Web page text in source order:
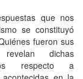
que nos
se constituyó
fueron sus
dichas
respecto a